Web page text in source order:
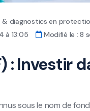
& diagnostics en
à 13:05
Modifié le : 8
: Investir
sous le nom de